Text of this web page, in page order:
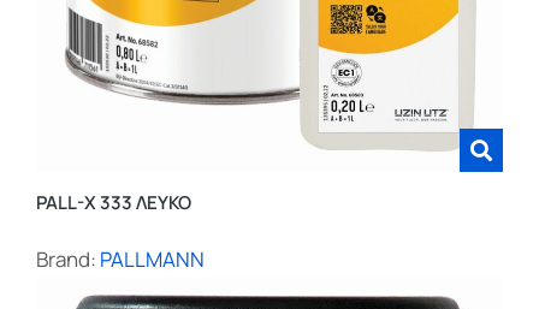
PALL-X 333 ΛΕΥΚΟ
Brand: PALLMANN